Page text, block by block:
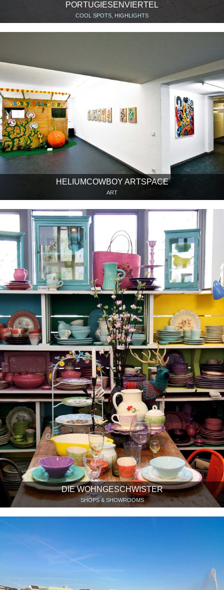
PORTUGIESENVIERTEL
COOL SPOTS, HIGHLIGHTS
HELIUMCOWBOY ARTSPACE
ART
DIE WOHNGESCHWISTER
SHOPS & SHOWROOMS